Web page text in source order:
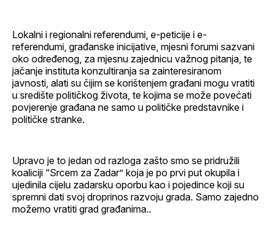
Lokalni i regionalni referendumi, e-peticije i e-
referendumi, građanske inicijative, mjesni forumi sazvani
oko određenog, za mjesnu zajednicu važnog pitanja, te
jačanje instituta konzultiranja sa zainteresiranom
javnosti, alati su čijim se korištenjem građani mogu vratiti
u središte političkog života, te kojima se može povećati
povjerenje građana ne samo u političke predstavnike i
političke stranke.
Upravo je to jedan od razloga zašto smo se pridružili
koaliciji “Srcem za Zadar” koja je po prvi put okupila i
ujedinila cijelu zadarsku oporbu kao i pojedince koji su
spremni dati svoj droprinos razvoju grada. Samo zajedno
možemo vratiti grad građanima..